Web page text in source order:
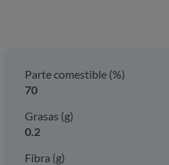
Parte comestible (%)
70
Grasas (g)
0.2
Fibra (g)